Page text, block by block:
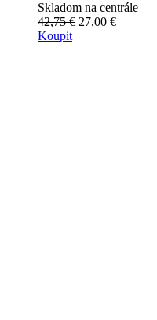
Skladom na centrále
42,75 € 27,00 €
Koupit